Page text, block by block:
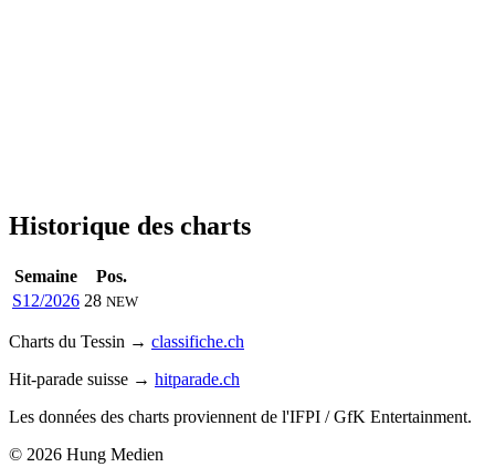
Historique des charts
Semaine
Pos.
S12/2026 28 NEW
Charts du Tessin → classifiche.ch
Hit-parade suisse → hitparade.ch
Les données des charts proviennent de l'IFPI / GfK Entertainment.
© 2026 Hung Medien